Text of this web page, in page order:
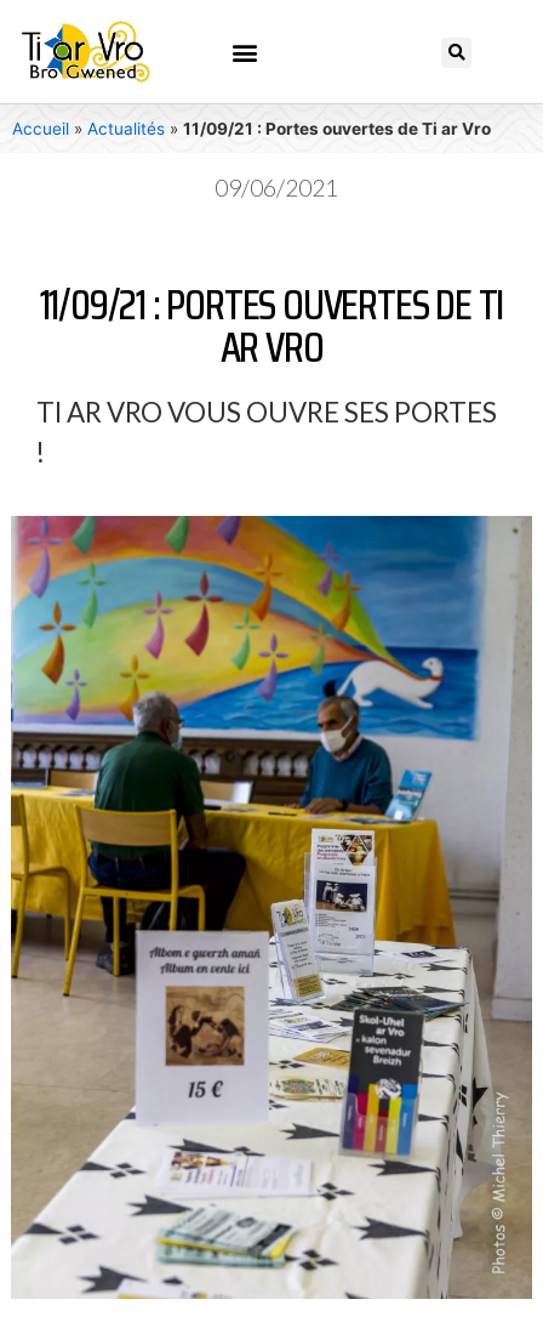
Accueil » Actualités » 11/09/21 : Portes ouvertes de Ti ar Vro
09/06/2021
11/09/21 : PORTES OUVERTES DE TI
AR VRO
TI AR VRO VOUS OUVRE SES PORTES
!